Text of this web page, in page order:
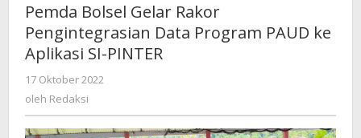
Pemda Bolsel Gelar Rakor
Pengintegrasian Data Program PAUD ke
Aplikasi SI-PINTER
17 Oktober 2022
oleh Redaksi